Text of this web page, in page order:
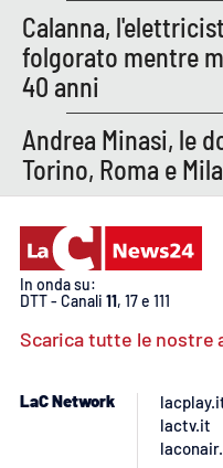
EDIZIONI
LOCALI
Catanzaro
Crotone
Reggio Calabria
Cosenza
Lamezia Terme
Calanna,
folgorato mentre
40 anni
Andrea Minasi, le
Torino, Roma e
In onda su:
DTT - Canali 11, 17 e 111
Scarica tutte le nostre
LaC Network
lactv.it